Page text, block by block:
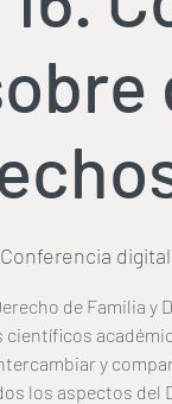
Conferencia digital
de Familia y
y
los aspectos del